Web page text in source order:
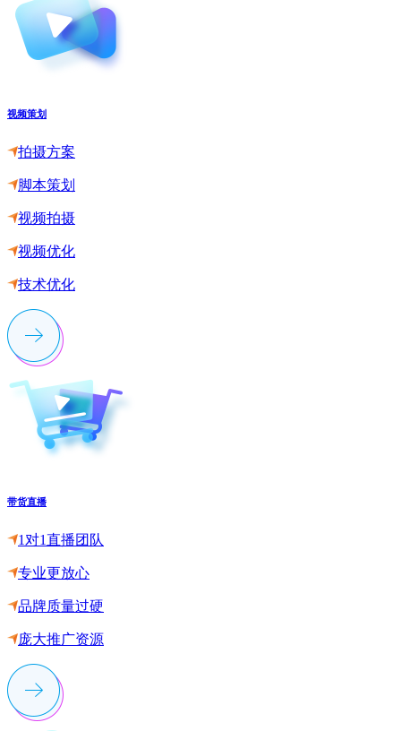
视频策划
拍摄方案
脚本策划
视频拍摄
视频优化
技术优化
带货直播
1对1直播团队
专业更放心
品牌质量过硬
庞大推广资源